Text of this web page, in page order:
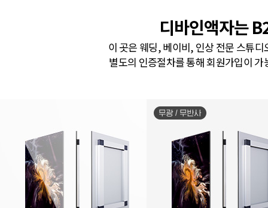
디바인액자는
이 곳은 웨딩, 베이비, 인상 전문 스튜디
별도의 인증절차를 통해 회원가입이